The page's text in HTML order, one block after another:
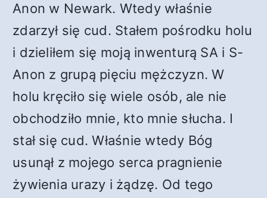
Anon w Newark. Wtedy właśnie
zdarzył się cud. Stałem pośrodku holu
i dzieliłem się moją inwenturą SA i S-
Anon z grupą pięciu mężczyzn. W
holu kręciło się wiele osób, ale nie
obchodziło mnie, kto mnie słucha. I
stał się cud. Właśnie wtedy Bóg
usunął z mojego serca pragnienie
żywienia urazy i żądzę. Od tego